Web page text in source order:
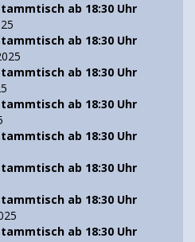
ab 18:30 Uhr
ab 18:30 Uhr
ab 18:30 Uhr
ab 18:30 Uhr
ab 18:30 Uhr
ab 18:30 Uhr
ab 18:30 Uhr
ab 18:30 Uhr